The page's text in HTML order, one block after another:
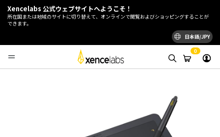
Xencelabs 公式ウェブサイトへようこそ！
所在国または地域のサイトに切り替えて、オンラインで閲覧およびショッピングすることが
できます。
日本語/JPY
0